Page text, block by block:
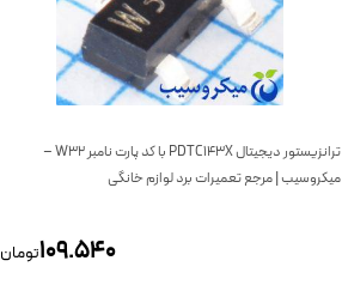
ترانزیستور دیجیتال PDTC143X با کد پارت نامبر W32 –
میکروسیب | مرجع تعمیرات برد لوازم خانگی
109.540تومان